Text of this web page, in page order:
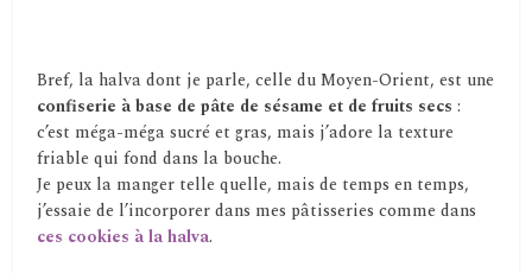
Bref, la halva dont je parle, celle du Moyen-Orient, est une
confiserie à base de pâte de sésame et de fruits secs:
c’est méga-méga sucré et gras, mais j’adore la texture
friable qui fond dans la bouche.
Je peux la manger telle quelle, mais de temps en temps,
j’essaie de l’incorporer dans mes pâtisseries comme dans
ces cookies à la halva.